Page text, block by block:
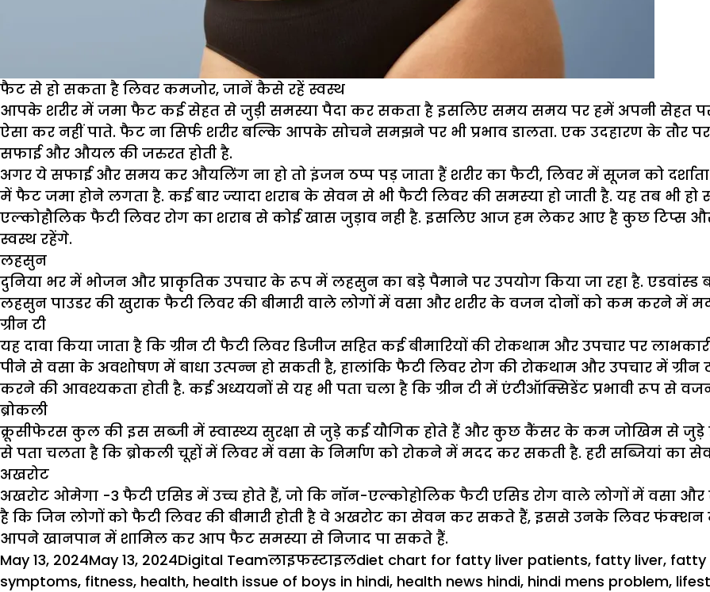
फैट से हो सकता है लिवर कमजोर, जानें कैसे रहें स्वस्थ
आपके शरीर में जमा फैट कई सेहत से जुड़ी समस्या पैदा कर सकता है इसलिए समय समय पर हमें अपनी सेहत
ऐसा कर नहीं पाते. फैट ना सिर्फ शरीर बल्कि आपके सोचने समझने पर भी प्रभाव डालता. एक उदहारण के
सफाई और औयल की जरुरत होती है.
अगर ये सफाई और समय कर औयलिंग ना हो तो इंजन ठप्प पड़ जाता हैं शरीर का फैटी, लिवर में सूजन को दर्शाता
में फैट जमा होने लगता है. कई बार ज्‍यादा शराब के सेवन से भी फैटी लिवर की समस्‍या हो जाती है. यह तब भी
एल्‍कोहौलिक फैटी लिवर रोग का शराब से कोई खास जुड़ाव नही है. इसलिए आज हम लेकर आए है कुछ टिप्स
स्वस्थ रहेंगे.
लहसुन
दुनिया भर में भोजन और प्राकृतिक उपचार के रूप में लहसुन का बड़े पैमाने पर उपयोग किया जा रहा है. एडवांस्ड
लहसुन पाउडर की खुराक फैटी लिवर की बीमारी वाले लोगों में वसा और शरीर के वजन दोनों को कम करने में
ग्रीन टी
यह दावा किया जाता है कि ग्रीन टी फैटी लिवर डिजीज सहित कई बीमारियों की रोकथाम और उपचार पर
पीने से वसा के अवशोषण में बाधा उत्पन्न हो सकती है, हालांकि फैटी लिवर रोग की रोकथाम और उपचार में
करने की आवश्यकता होती है. कई अध्ययनों से यह भी पता चला है कि ग्रीन टी में एंटीऑक्सिडेंट प्रभावी रूप से
ब्रोकली
क्रूसीफेरस कुल की इस सब्‍जी में स्‍वास्‍थ्‍य सुरक्षा से जुड़े कई यौगिक होते हैं और कुछ कैंसर के कम जोखिम से जुड़े
से पता चलता है कि ब्रोकली चूहों में लिवर में वसा के निर्माण को रोकने में मदद कर सकती है. हरी सब्जियां का
अखरोट
अखरोट ओमेगा -3 फैटी एसिड में उच्च होते हैं, जो कि नॉन-एल्‍कोहोलिक फैटी एसिड रोग वाले लोगों में वसा
है कि जिन लोगों को फैटी लिवर की बीमारी होती है वे अखरोट का सेवन कर सकते हैं, इससे उनके लिवर
आपने खानपान में शामिल कर आप फैट समस्या से निजाद पा सकते हैं.
Posted
on
May 13, 2024May 13, 2024Author
Digital TeamCategories
लाइफस्टाइलTags
diet chart for fatty liver patients, fatty liver, fatty
symptoms, fitness, health, health issue of boys in hindi, health news hindi, hindi mens problem,